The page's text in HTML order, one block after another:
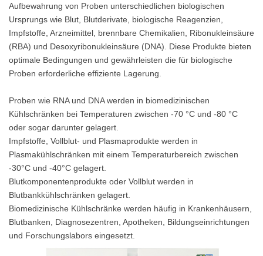
Aufbewahrung von Proben unterschiedlichen biologischen
Ursprungs wie Blut, Blutderivate, biologische Reagenzien,
Impfstoffe, Arzneimittel, brennbare Chemikalien, Ribonukleinsäure
(RBA) und Desoxyribonukleinsäure (DNA). Diese Produkte bieten
optimale Bedingungen und gewährleisten die für biologische
Proben erforderliche effiziente Lagerung.
Proben wie RNA und DNA werden in biomedizinischen
Kühlschränken bei Temperaturen zwischen -70 °C und -80 °C
oder sogar darunter gelagert.
Impfstoffe, Vollblut- und Plasmaprodukte werden in
Plasmakühlschränken mit einem Temperaturbereich zwischen
-30°C und -40°C gelagert.
Blutkomponentenprodukte oder Vollblut werden in
Blutbankkühlschränken gelagert.
Biomedizinische Kühlschränke werden häufig in Krankenhäusern,
Blutbanken, Diagnosezentren, Apotheken, Bildungseinrichtungen
und Forschungslabors eingesetzt.